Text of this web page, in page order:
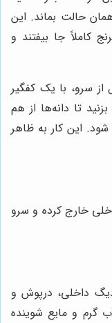
تا ۱۵ دقیقه در همان حالت بماند. این
کاملاً جا بیفتند و
سرو، با یک کفگیر
تا دانه‌ها از هم
این کار به ظاهر
خارج کرده و سرو
داخلی، درپوش و
گرم و مایع شوینده